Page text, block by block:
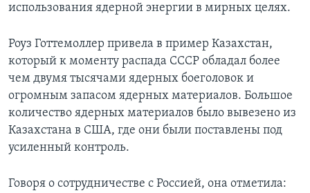
использования ядерной энергии в мирных целях.
Роуз Готтемоллер привела в пример Казахстан,
который к моменту распада СССР обладал более
чем двумя тысячами ядерных боеголовок и
огромным запасом ядерных материалов. Большое
количество ядерных материалов было вывезено из
Казахстана в США, где они были поставлены под
усиленный контроль.
Говоря о сотрудничестве с Россией, она отметила: